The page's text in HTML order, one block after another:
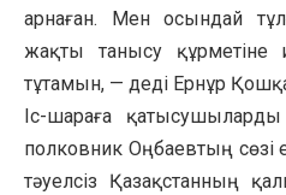
арнаған. Мен осындай
жақты танысу
тұтамын, — деді Ернұр
Іс-шараға
полковник Оңбаевтың
тәуелсіз Қазақстанның